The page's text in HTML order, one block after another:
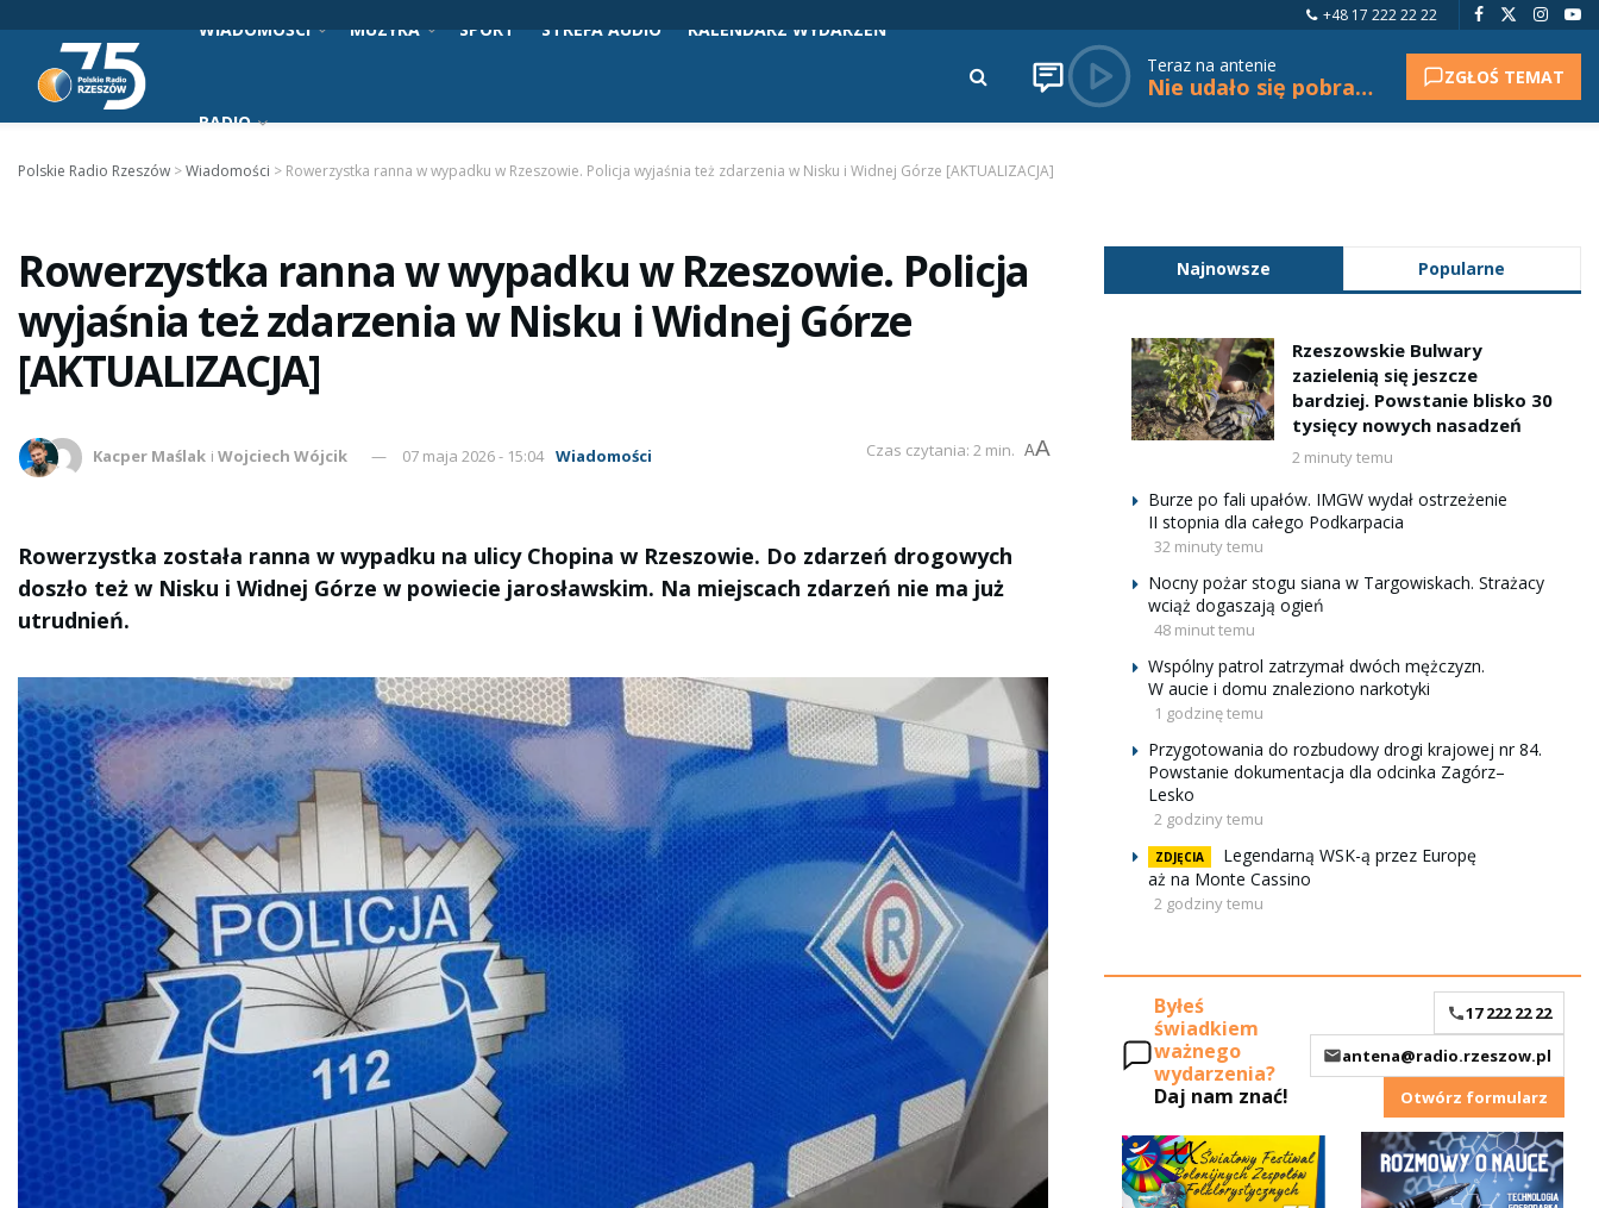
+48 17 222 22 22
WIADOMOŚCI MUZYKA SPORT STREFA AUDIO KALENDARZ WYDARZEŃ
RADIO
Teraz na antenie
Nie udało się pobrać tytułu. ZGŁOŚ TEMAT
Polskie Radio Rzeszów >Wiadomości > Rowerzystka ranna w wypadku w Rzeszowie. Policja wyjaśnia też zdarzenia w Nisku i Widnej Górze [AKTUALIZACJA]
Rowerzystka ranna w wypadku w Rzeszowie. Policja
wyjaśnia też zdarzenia w Nisku i Widnej Górze
[AKTUALIZACJA]
Kacper Maślak i Wojciech Wójcik 07 maja 2026 - 15:04 Wiadomości Czas czytania: 2 min. AA
Rowerzystka została ranna w wypadku na ulicy Chopina w Rzeszowie. Do zdarzeń drogowych
doszło też w Nisku i Widnej Górze w powiecie jarosławskim. Na miejscach zdarzeń nie ma już
utrudnień.
Najnowsze Popularne
Rzeszowskie Bulwary
zazielenią się jeszcze
bardziej. Powstanie blisko 30
tysięcy nowych nasadzeń
2 minuty temu
Burze po fali upałów. IMGW wydał ostrzeżenie
II stopnia dla całego Podkarpacia
32 minuty temu
Nocny pożar stogu siana w Targowiskach. Strażacy
wciąż dogaszają ogień
48 minut temu
Wspólny patrol zatrzymał dwóch mężczyzn.
W aucie i domu znaleziono narkotyki
1 godzinę temu
Przygotowania do rozbudowy drogi krajowej nr 84.
Powstanie dokumentacja dla odcinka Zagórz–
Lesko
2 godziny temu
ZDJĘCIA
Legendarną WSK-ą przez Europę
aż na Monte Cassino
2 godziny temu
Byłeś
świadkiem
ważnego
wydarzenia?
Daj nam znać!
17 222 22 22
antena@radio.rzeszow.pl
Otwórz formularz